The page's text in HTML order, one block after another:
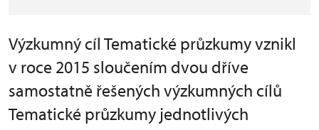
Výzkumný cíl Tematické průzkumy vznikl
v roce 2015 sloučením dvou dříve
samostatně řešených výzkumných cílů
Tematické průzkumy jednotlivých